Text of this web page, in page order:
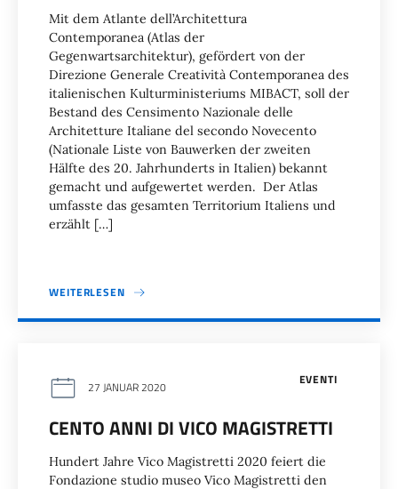
Mit dem Atlante dell’Architettura
Contemporanea (Atlas der
Gegenwartsarchitektur), gefördert von der
Direzione Generale Creatività Contemporanea des
italienischen Kulturministeriums MIBACT, soll der
Bestand des Censimento Nazionale delle
Architetture Italiane del secondo Novecento
(Nationale Liste von Bauwerken der zweiten
Hälfte des 20. Jahrhunderts in Italien) bekannt
gemacht und aufgewertet werden. Der Atlas
umfasste das gesamten Territorium Italiens und
erzählt […]
WEITERLESEN
EVENTI
27 JANUAR 2020
CENTO ANNI DI VICO MAGISTRETTI
Hundert Jahre Vico Magistretti 2020 feiert die
Fondazione studio museo Vico Magistretti den